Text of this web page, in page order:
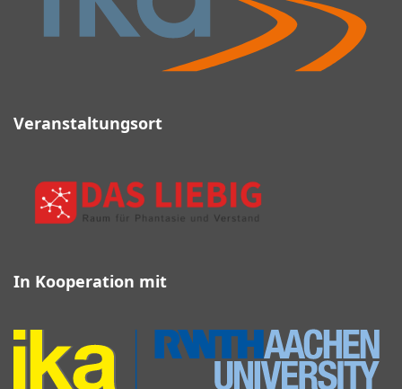
Veranstaltungsort
In Kooperation mit